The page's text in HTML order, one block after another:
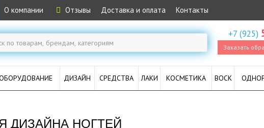
О компании Отзывы Доставка и оплата Контакты
+7 (925)
Заказать
ДИЗАЙН СРЕДСТВА ЛАКИ КОСМЕТИКА ВОСК
ДИЗАЙНА НОГТЕЙ